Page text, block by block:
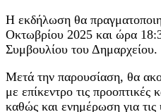
Η εκδήλωση θα
Οκτωβρίου 2025 και ώρα
Συμβουλίου του Δημαρχείου.
Μετά την παρουσίαση, θα
με επίκεντρο τις προοπτικές
καθώς και ενημέρωση για τις